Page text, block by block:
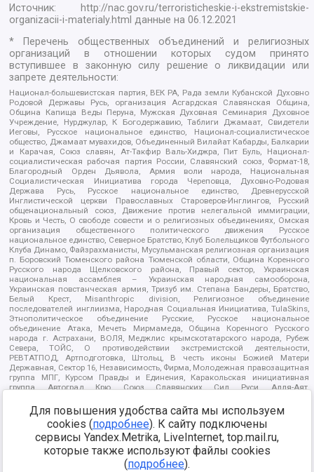
Источник:
http://nac.gov.ru/terroristicheskie-i-ekstremistskie-
organizacii-i-materialy.html данные на06.12.2021
* Перечень общественных объединений и религиозных
организаций в отношении которых судом принято
вступившее в законную силу решение о ликвидации или
запрете деятельности:
Национал-большевистская партия, ВЕК РА, Рада земли Кубанской Духовно
Родовой Державы Русь, организация Асгардская Славянская Община,
Община Капища Веды Перуна, Мужская Духовная Семинария Духовное
Учреждение, Нурджулар, К Богодержавию, Таблиги Джамаат, Свидетели
Иеговы, Русское национальное единство, Национал-социалистическое
общество, Джамаат мувахидов, Объединенный Вилайат Кабарды, Балкарии
и Карачая, Союз славян, Ат-Такфир Валь-Хиджра, Пит Буль, Национал-
социалистическая рабочая партия России, Славянский союз, Формат-18,
Благородный Орден Дьявола, Армия воли народа, Национальная
Социалистическая Инициатива города Череповца, Духовно-Родовая
Держава Русь, Русское национальное единство, Древнерусской
Инглистической церкви Православных Староверов-Инглингов, Русский
общенациональный союз, Движение против нелегальной иммиграции,
Кровь и Честь, О свободе совести и о религиозных объединениях, Омская
организация общественного политического движения Русское
национальное единство, Северное Братство, Клуб Болельщиков Футбольного
Клуба Динамо, Файзрахманисты, Мусульманская религиозная организация
п. Боровский Тюменского района Тюменской области, Община Коренного
Русского народа Щелковского района, Правый сектор, Украинская
национальная ассамблея – Украинская народная самооборона,
Украинская повстанческая армия, Тризуб им. Степана Бандеры, Братство,
Белый Крест, Misanthropic division, Религиозное объединение
последователей инглиизма, Народная Социальная Инициатива, TulaSkins,
Этнополитическое объединение Русские, Русское национальное
объединение Атака, Мечеть Мирмамеда, Община Коренного Русского
народа г. Астрахани, ВОЛЯ, Меджлис крымскотатарского народа, Рубеж
Севера, ТОЙС, О противодействии экстремистской деятельности,
РЕВТАТПОД, Артподготовка, Штольц, В честь иконы Божией Матери
Державная, Сектор 16, Независимость, Фирма, Молодежная правозащитная
группа МПГ, Курсом Правды и Единения, Каракольская инициативная
группа, Автоград Крю, Союз Славянских Сил Руси, Алля-Аят,
Арестантское уголовное единство, Башкорт, Нация и свобода, W.H.С., Фалунь
Дафа, Иртыш Ultras, Русский Патриотический клуб-Новокузнецк/РПК,
Сибирский державный союз, Фонд борьбы с коррупцией, Фонд защиты прав
граждан, Штабы Навального, Совет граждан СССР Прикубанского округа г.
Краснодара
https://minjust.gov.ru/ru/documents/7822/
Для повышения удобства сайта мы используем
cookies (подробнее). К сайту подключены
сервисы Yandex.Metrika, LiveInternet, top.mail.ru,
которые также используют файлы cookies
(подробнее).